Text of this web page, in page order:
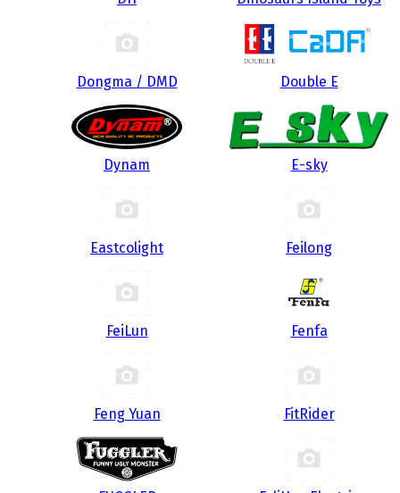
Dongma / DMD Double E
Dynam E-sky
Eastcolight Feilong
FeiLun Fenfa
Feng Yuan FitRider